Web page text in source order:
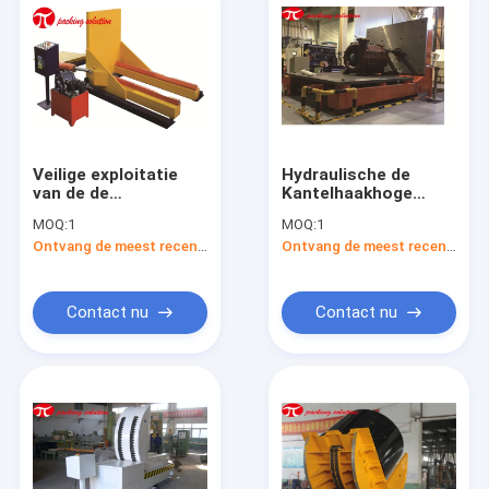
Producten
Ongeveer ons
Veilige exploitatie
van de de
90 Graad
Hydraulische Rol van
Lijnkantelhaak
MOQ:1
Contact nu
Hydraulische de
Kantelhaakhoge
Transmissierol de
Omzetmachine van
MOQ:1
Contact nu